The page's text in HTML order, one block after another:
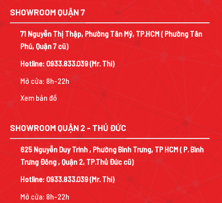
SHOWROOM QUẬN 7
71 Nguyễn Thị Thập, Phường Tân Mỹ, TP.HCM ( Phường Tân
Phú, Quận 7 cũ)
Hotline: 0933.833.039(Mr. Thi)
Mở cửa: 8h-22h
Xem bản đồ
SHOWROOM QUẬN 2 - THỦ ĐỨC
625 Nguyễn Duy Trinh , Phường Bình Trưng, TP HCM ( P. Bình
Trưng Đông , Quận 2, TP.Thủ Đức cũ)
Hotline: 0933.833.039(Mr. Thi)
Mở cửa: 8h-22h